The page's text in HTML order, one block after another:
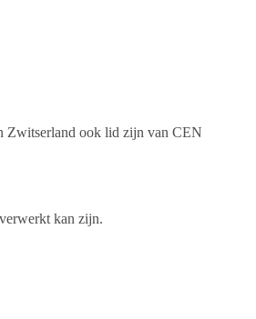
Zwitserland ook lid zijn van CEN
kan zijn.